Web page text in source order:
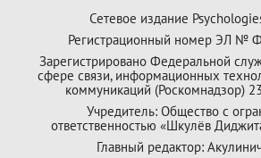
Сетевое издание
Регистрационный номер ЭЛ №
Зарегистрировано Федеральной
сфере связи, информационных
коммуникаций (Роскомнадзор)
Учредитель: Общество с
ответственностью «Шкулёв
Главный редактор: